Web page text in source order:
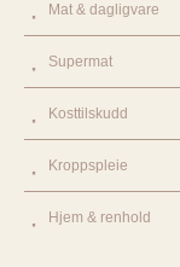
Mat & dagligvare
Supermat
Kosttilskudd
Kroppspleie
Hjem & renhold